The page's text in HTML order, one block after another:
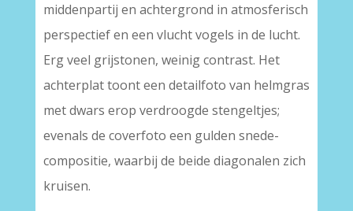
middenpartij en achtergrond in atmosferisch
perspectief en een vlucht vogels in de lucht.
Erg veel grijstonen, weinig contrast. Het
achterplat toont een detailfoto van helmgras
met dwars erop verdroogde stengeltjes;
evenals de coverfoto een gulden snede-
compositie, waarbij de beide diagonalen zich
kruisen.